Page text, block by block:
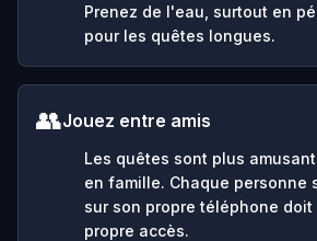
Prenez de l'eau, surtout en
pour les quêtes longues.
👥Jouez entre amis
Les quêtes sont plus
en famille. Chaque personne
sur son propre téléphone
propre accès.